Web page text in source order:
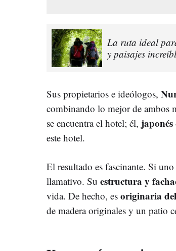
La ruta ideal
y paisajes
Sus propietarios e ideólogos,
combinando lo mejor de ambos
se encuentra el hotel; él,
este hotel.
El resultado es fascinante. Si
llamativo. Su estructura y
vida. De hecho, es originaria
de madera originales y un patio